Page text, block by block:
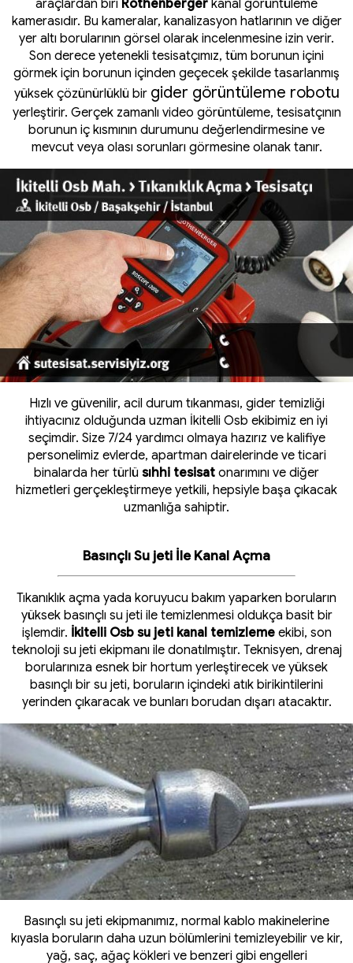
araçlardan biri Rothenberger kanal görüntüleme
kamerasıdır. Bu kameralar, kanalizasyon hatlarının ve diğer
yer altı borularının görsel olarak incelenmesine izin verir.
Son derece yetenekli tesisatçımız, tüm borunun içini
görmek için borunun içinden geçecek şekilde tasarlanmış
yüksek çözünürlüklü bir gider görüntüleme robotu
yerleştirir. Gerçek zamanlı video görüntüleme, tesisatçının
borunun iç kısmının durumunu değerlendirmesine ve
mevcut veya olası sorunları görmesine olanak tanır.
Hızlı ve güvenilir, acil durum tıkanması, gider temizliği
ihtiyacınız olduğunda uzman İkitelli Osb ekibimiz en iyi
seçimdir. Size 7/24 yardımcı olmaya hazırız ve kalifiye
personelimiz evlerde, apartman dairelerinde ve ticari
binalarda her türlü sıhhi tesisat onarımını ve diğer
hizmetleri gerçekleştirmeye yetkili, hepsiyle başa çıkacak
uzmanlığa sahiptir.
Basınçlı Su jeti İle Kanal Açma
Tıkanıklık açma yada koruyucu bakım yaparken boruların
yüksek basınçlı su jeti ile temizlenmesi oldukça basit bir
işlemdir. İkitelli Osb su jeti kanal temizlemeekibi, son
teknoloji su jeti ekipmanı ile donatılmıştır. Teknisyen, drenaj
borularınıza esnek bir hortum yerleştirecek ve yüksek
basınçlı bir su jeti, boruların içindeki atık birikintilerini
yerinden çıkaracak ve bunları borudan dışarı atacaktır.
Basınçlı su jeti ekipmanımız, normal kablo makinelerine
kıyasla boruların daha uzun bölümlerini temizleyebilir ve kir,
yağ, saç, ağaç kökleri ve benzeri gibi engelleri